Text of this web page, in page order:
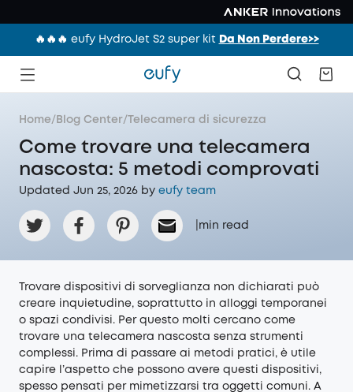
🔥🔥🔥 eufy HydroJet S2 super kit Da Non Perdere>>
Home/ Blog Center/Telecamera di sicurezza
Come trovare una telecamera
nascosta: 5 metodi comprovati
Updated Jun 25, 2026 by eufy team
min read
Trovare dispositivi di sorveglianza non dichiarati può
creare inquietudine, soprattutto in alloggi temporanei
o spazi condivisi. Per questo molti cercano come
trovare una telecamera nascosta senza strumenti
complessi. Prima di passare ai metodi pratici, è utile
capire l’aspetto che possono avere questi dispositivi,
spesso pensati per mimetizzarsi tra oggetti comuni. A